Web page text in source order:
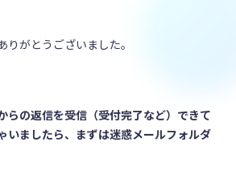
がとうございました。
らの返信を受信（受付完了など）できて
いましたら、まずは迷惑メールフォルダ